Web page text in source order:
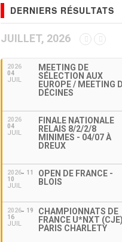
DERNIERS RÉSULTATS
JUILLET, 2026
2026
04
JUIL
MEETING DE
SÉLECTION AUX
EUROPE / MEETING
DÉCINES
2026
04
JUIL
FINALE NATIONALE
RELAIS 8/2/2/8
MINIMES - 04/07 À
DREUX
2026
10
JUIL
11
OPEN DE FRANCE -
BLOIS
2026
16
JUIL
19
CHAMPIONNATS DE
FRANCE U*NXT
PARIS CHARLETY